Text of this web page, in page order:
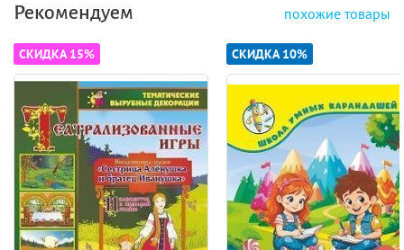
Рекомендуем похожие товары
СКИДКА 15% СКИДКА 10%